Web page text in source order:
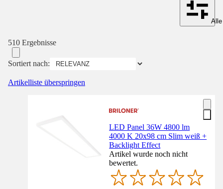
510 Ergebnisse
Sortiert nach:
Artikelliste überspringen
LED Panel 36W 4800 lm
4000 K 20x98 cm Slim weiß +
Backlight Effect
Artikel wurde noch nicht
bewertet.